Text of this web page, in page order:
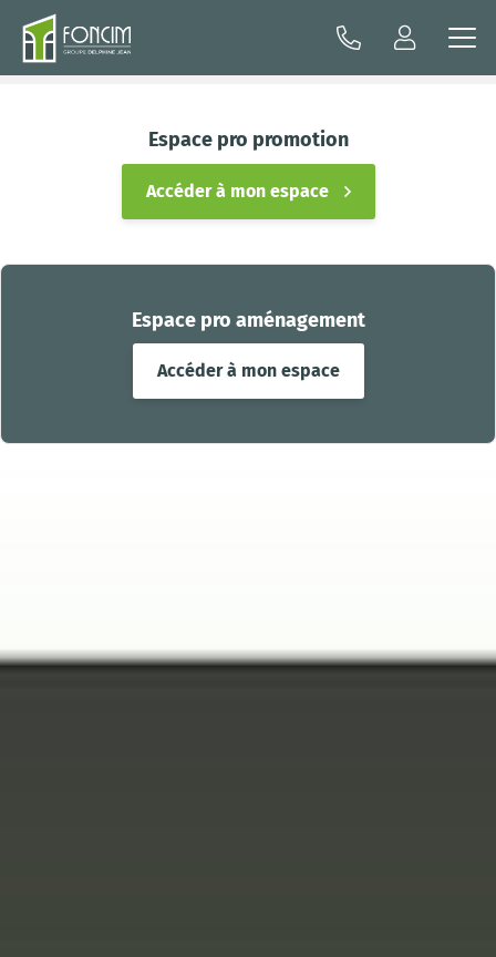
Espace pro aménagement
Accéder à mon espace
Espace pro promotion
Accéder à mon espace